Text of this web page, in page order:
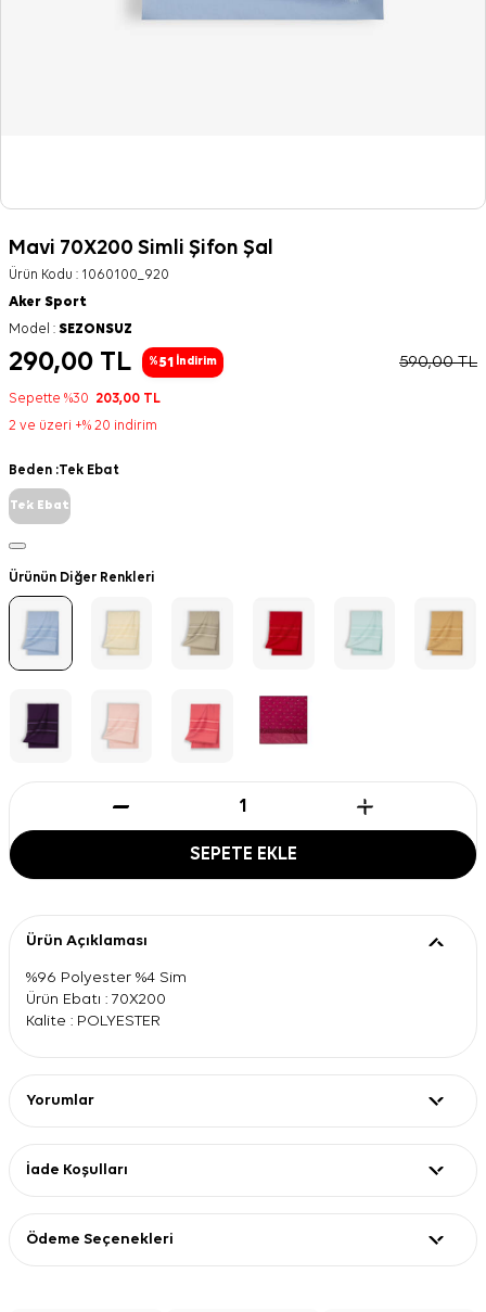
Mavi 70X200 Simli Şifon Şal
Ürün Kodu : 1060100_920
Aker Sport
Model : SEZONSUZ
290,00 TL %51 İndirim 590,00TL
Sepette %30 203,00 TL
2 ve üzeri +% 20 indirim
Beden :Tek Ebat
Tek Ebat
Ürünün Diğer Renkleri
SEPETE EKLE
Ürün Açıklaması
%96 Polyester %4 Sim
Ürün Ebatı : 70X200
Kalite : POLYESTER
Yorumlar
İade Koşulları
Ödeme Seçenekleri